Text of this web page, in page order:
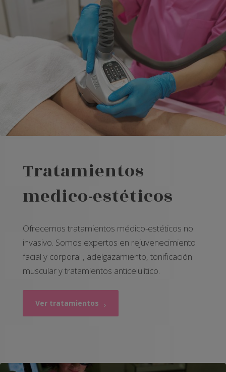
Tratamientos
medico-estéticos
Ofrecemos tratamientos médico-estéticos no
invasivo. Somos expertos en rejuvenecimiento
facial y corporal , adelgazamiento, tonificación
muscular y tratamientos anticelulítico.
Ver tratamientos